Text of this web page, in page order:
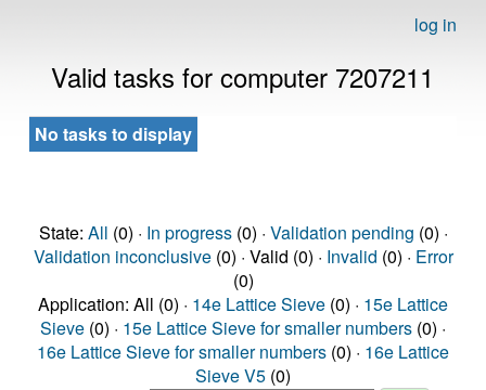
log in
Valid tasks for computer 7207211
No tasks to display
State: All (0) · In progress(0) · Validation pending (0) ·
Validation inconclusive(0) · Valid (0) · Invalid (0) · Error
(0)
Application: All (0) · 14e Lattice Sieve (0) · 15e Lattice
Sieve (0) · 15e Lattice Sieve for smaller numbers (0) ·
16e Lattice Sieve for smaller numbers (0) · 16e Lattice
Sieve V5 (0)